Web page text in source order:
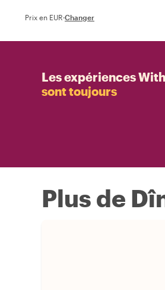
Prix en EUR·Changer
Les expériences
sont toujours
Plus de